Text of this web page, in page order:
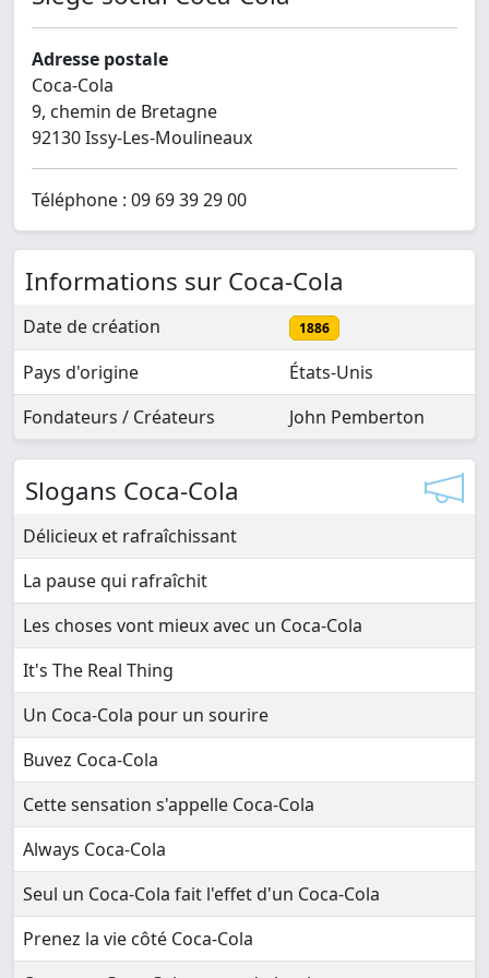
Adresse postale
Coca-Cola
9, chemin de Bretagne
92130 Issy-Les-Moulineaux
Téléphone : 09 69 39 29 00
Informations sur Coca-Cola
Date de création 1886
Pays d'origine
États-Unis
Fondateurs / Créateurs
John Pemberton
Slogans Coca-Cola
Délicieux et rafraîchissant
La pause qui rafraîchit
Les choses vont mieux avec un Coca-Cola
It's The Real Thing
Un Coca-Cola pour un sourire
Buvez Coca-Cola
Cette sensation s'appelle Coca-Cola
Always Coca-Cola
Seul un Coca-Cola fait l'effet d'un Coca-Cola
Prenez la vie côté Coca-Cola